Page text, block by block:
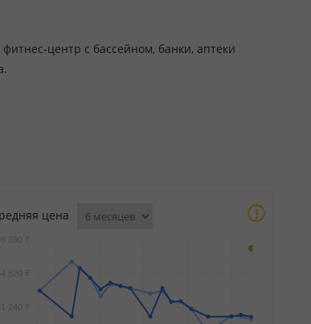
центр с бассейном, банки, аптеки
цена !